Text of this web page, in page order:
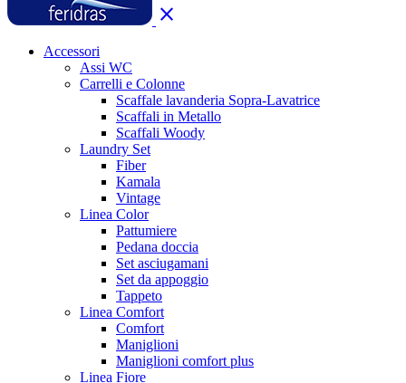
close
Accessori
Assi WC
Carrelli e Colonne
Scaffale lavanderia Sopra-Lavatrice
Scaffali in Metallo
Scaffali Woody
Laundry Set
Fiber
Kamala
Vintage
Linea Color
Pattumiere
Pedana doccia
Set asciugamani
Set da appoggio
Tappeto
Linea Comfort
Comfort
Maniglioni
Maniglioni comfort plus
Linea Fiore